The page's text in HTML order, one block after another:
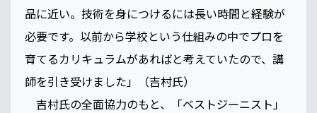
品に近い。技術を身につけるには長い時間と経験が
必要です。以前から学校という仕組みの中でプロを
育てるカリキュラムがあればと考えていたので、講
師を引き受けました」（吉村氏）
吉村氏の全面協力のもと、「ベストジーニスト」